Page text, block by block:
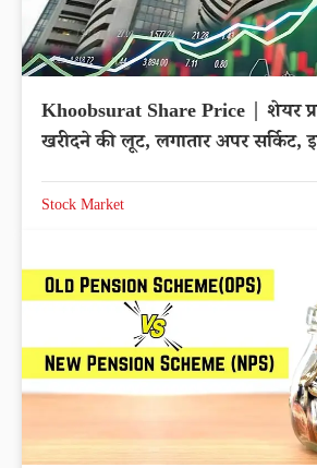
Khoobsurat Share Price | शेयर
खरीदने की लूट, लगातार अपर
Stock Market